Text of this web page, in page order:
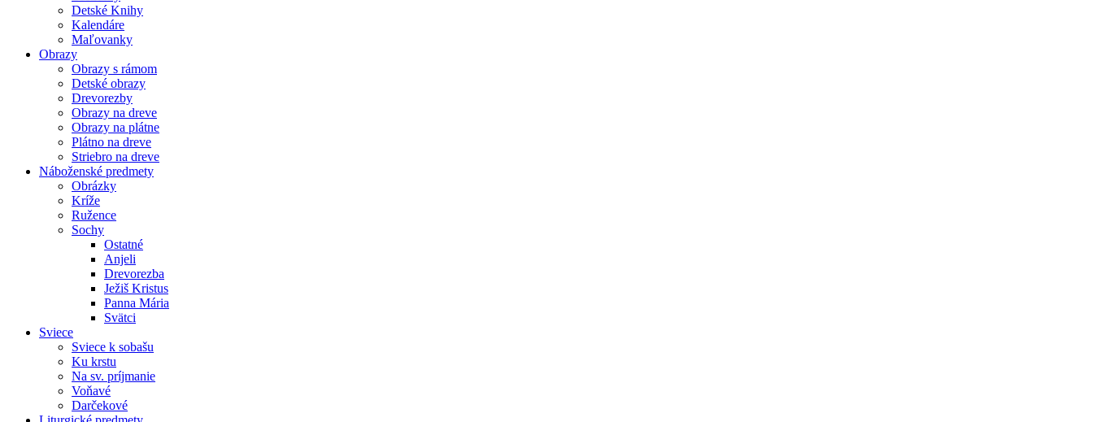
Detské Knihy
Kalendáre
Maľovanky
Obrazy
Obrazy s rámom
Detské obrazy
Drevorezby
Obrazy na dreve
Obrazy na plátne
Plátno na dreve
Striebro na dreve
Náboženské predmety
Obrázky
Kríže
Ružence
Sochy
Ostatné
Anjeli
Drevorezba
Ježiš Kristus
Panna Mária
Svätci
Sviece
Sviece k sobašu
Ku krstu
Na sv. príjmanie
Voňavé
Darčekové